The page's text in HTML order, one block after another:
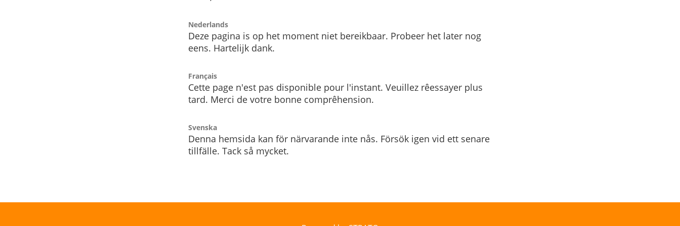
Nederlands
Deze pagina is op het moment niet bereikbaar. Probeer het later nog
eens. Hartelijk dank.
Français
Cette page n'est pas disponible pour l'instant. Veuillez rêessayer plus
tard. Merci de votre bonne comprêhension.
Svenska
Denna hemsida kan för närvarande inte nås. Försök igen vid ett senare
tillfälle. Tack så mycket.